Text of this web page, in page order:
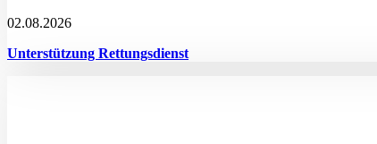
02.08.2026
Unterstützung Rettungsdienst